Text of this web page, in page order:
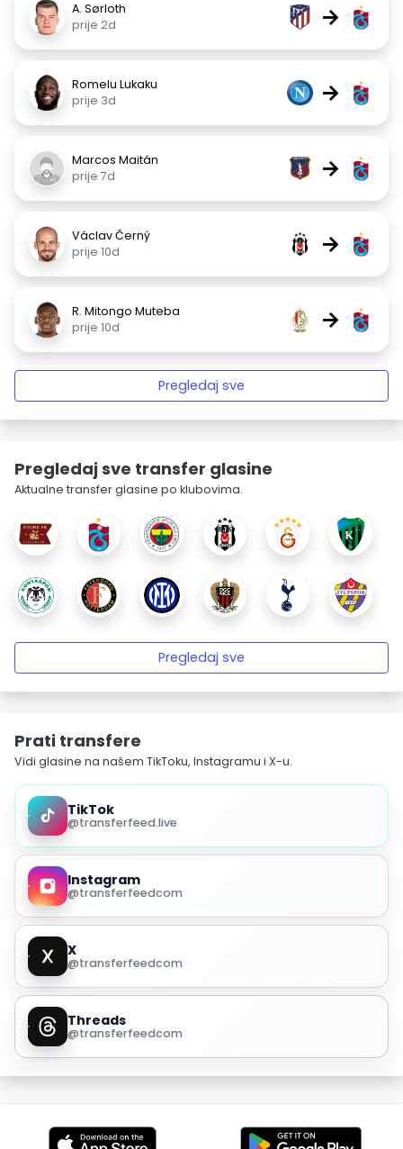
A. Sørloth
prije 2d
→
Romelu Lukaku
prije 3d
→
Marcos Maitán
prije 7d
→
Václav Černý
prije 10d
→
R. Mitongo Muteba
prije 10d
→
Pregledaj sve
Pregledaj sve transfer glasine
Aktualne transfer glasine po klubovima.
Pregledaj sve
Prati transfere
Vidi glasine na našem TikToku, Instagramu i X-u.
TikTok
@transferfeed.live
Instagram
@transferfeedcom
X
@transferfeedcom
Threads
@transferfeedcom